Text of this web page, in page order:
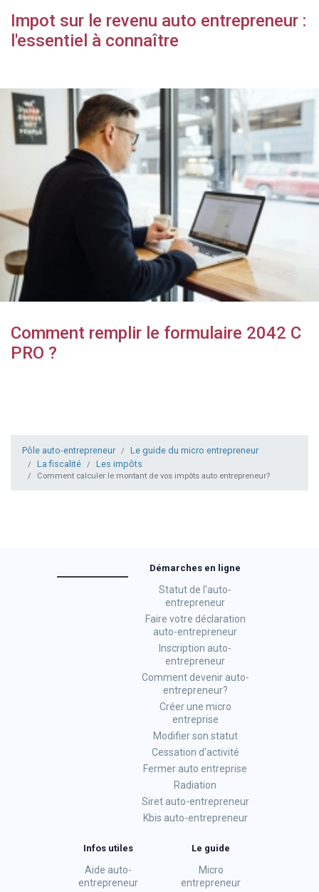
Impot sur le revenu auto entrepreneur :
l'essentiel à connaître
Comment remplir le formulaire 2042 C
PRO ?
Pôle auto-entrepreneur
Le guide du micro entrepreneur
La fiscalité
Les impôts
Comment calculer le montant de vos impôts auto entrepreneur?
Démarches en ligne
Statut de l'auto-
entrepreneur
Faire votre déclaration
auto-entrepreneur
Inscription auto-
entrepreneur
Comment devenir auto-
entrepreneur?
Créer une micro
entreprise
Modifier son statut
Cessation d'activité
Fermer auto entreprise
Radiation
Siret auto-entrepreneur
Kbis auto-entrepreneur
Infos utiles
Aide auto-
entrepreneur
Le guide
Micro
entrepreneur